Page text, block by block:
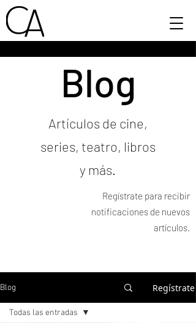
Blog
Artículos de cine,
series, teatro, libros
y más.
Regístrate para recibir
notificaciones de nuevos
artículos.
Blog Regístrate
Todas las entradas